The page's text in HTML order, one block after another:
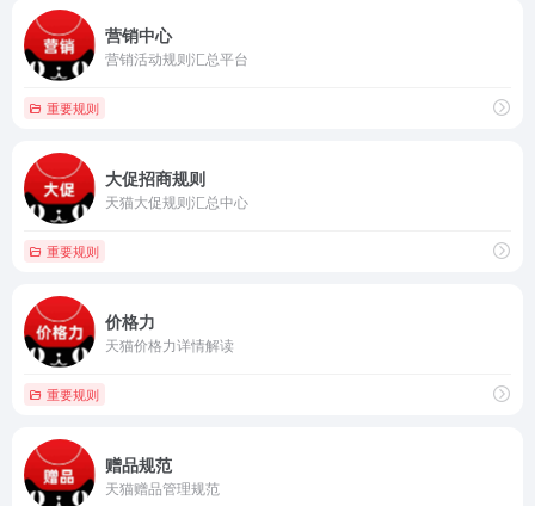
营销中心
营销活动规则汇总平台
重要规则
大促招商规则
天猫大促规则汇总中心
重要规则
价格力
天猫价格力详情解读
重要规则
赠品规范
天猫赠品管理规范